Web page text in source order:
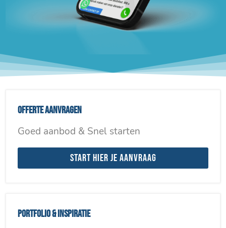
Offerte aanvragen
Goed aanbod & Snel starten
Start hier je aanvraag
Portfolio & inspiratie